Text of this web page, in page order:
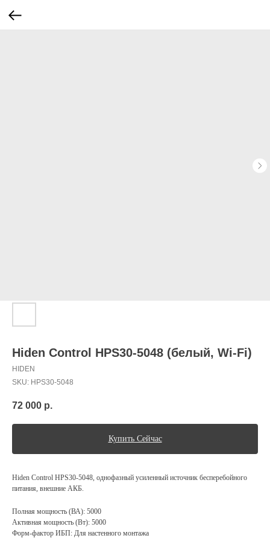
Hiden Control HPS30-5048 (белый, Wi-Fi)
HIDEN
SKU: HPS30-5048
72 000 р.
Купить Сейчас
Hiden Control HPS30-5048, однофазный усиленный источник бесперебойного
питания, внешние АКБ.
Полная мощность (ВА): 5000
Активная мощность (Вт): 5000
Форм-фактор ИБП: Для настенного монтажа